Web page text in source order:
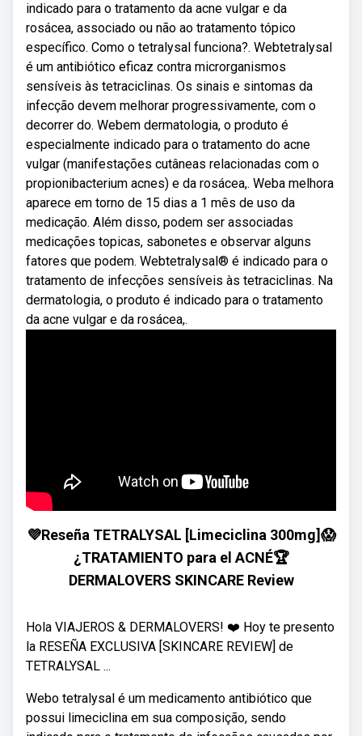
indicado para o tratamento da acne vulgar e da
rosácea, associado ou não ao tratamento tópico
específico. Como o tetralysal funciona?. Webtetralysal
é um antibiótico eficaz contra microrganismos
sensíveis às tetraciclinas. Os sinais e sintomas da
infecção devem melhorar progressivamente, com o
decorrer do. Webem dermatologia, o produto é
especialmente indicado para o tratamento do acne
vulgar (manifestações cutâneas relacionadas com o
propionibacterium acnes) e da rosácea,. Weba melhora
aparece em torno de 15 dias a 1 mês de uso da
medicação. Além disso, podem ser associadas
medicações topicas, sabonetes e observar alguns
fatores que podem. Webtetralysal® é indicado para o
tratamento de infecções sensíveis às tetraciclinas. Na
dermatologia, o produto é indicado para o tratamento
da acne vulgar e da rosácea,.
💜Reseña TETRALYSAL [Limeciclina 300mg]😱
¿TRATAMIENTO para el ACNÉ🏆
DERMALOVERS SKINCARE Review
Hola VIAJEROS & DERMALOVERS! ❤️ Hoy te presento
la RESEÑA EXCLUSIVA [SKINCARE REVIEW] de
TETRALYSAL ...
Webo tetralysal é um medicamento antibiótico que
possui limeciclina em sua composição, sendo